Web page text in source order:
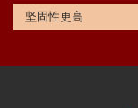
坚固性更高